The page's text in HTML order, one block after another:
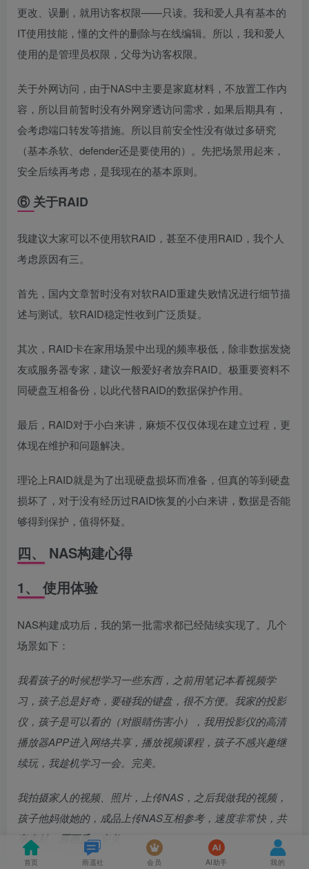
更改、误删，就用访客权限——只读。我和爱人具有基本的
IT使用技能，懂的文件的删除与在线编辑。所以，我和爱人
使用的是管理员权限，父母为访客权限。
关于外网访问，由于NAS中主要是家庭材料，不放置工作内
容，所以目前暂时没有外网穿透访问需求，如果后期具有，
会考虑端口转发等措施。所以目前安全性没有做过多研究
（基本杀软、defender还是要使用的）。先把场景用起来，
安全后续再考虑，是我现在的基本原则。
⑥ 关于RAID
我建议大家可以不使用软RAID，甚至不使用RAID，我个人
考虑原因有三。
首先，国内文章暂时没有对软RAID重建失败情况进行细节描
述与测试。软RAID稳定性收到广泛质疑。
其次，RAID卡在家用场景中出现的频率极低，除非数据发烧
友或服务器专家，建议一般爱好者放弃RAID。极重要资料不
同硬盘互相备份，以此代替RAID的数据保护作用。
最后，RAID对于小白来讲，麻烦不仅仅体现在建立过程，更
体现在维护和问题解决。
理论上RAID就是为了出现硬盘损坏而准备，但真的等到硬盘
损坏了，对于没有经历过RAID恢复的小白来讲，数据是否能
够得到保护，值得怀疑。
四、 NAS构建心得
1、 使用体验
NAS构建成功后，我的第一批需求都已经陆续实现了。几个
场景如下：
我看孩子的时候想学习一些东西，之前用笔记本看视频学
习，孩子总是好奇，要碰我的键盘，很不方便。我家的投影
仪，孩子是可以看的（对眼睛伤害小），我用投影仪的高清
播放器APP进入网络共享，播放视频课程，孩子不感兴趣继
续玩，我趁机学习一会。完美。
我拍摄家人的视频、照片，上传NAS，之后我做我的视频，
孩子他妈做她的，成品上传NAS互相参考，速度非常快，共
享素材，
原画质。完美。
首页 雨遥社 会员 AI助手 我的